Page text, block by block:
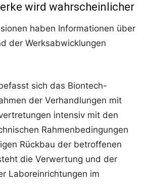
wird wahrscheinlicher
haben Informationen über
der Werksabwicklungen
sich das Biontech-
der Verhandlungen mit
intensiv mit den
Rahmenbedingungen
Rückbau der betroffenen
die Verwertung und der
Laboreinrichtungen im